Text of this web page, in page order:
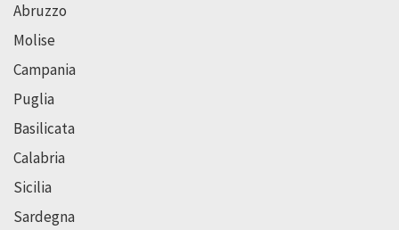
Abruzzo
Molise
Campania
Puglia
Basilicata
Calabria
Sicilia
Sardegna